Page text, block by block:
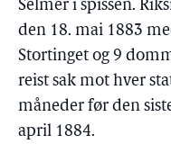
Selmer i spissen.
den 18. mai 1883
Stortinget og 9
reist sak mot hver
måneder før den
april 1884.